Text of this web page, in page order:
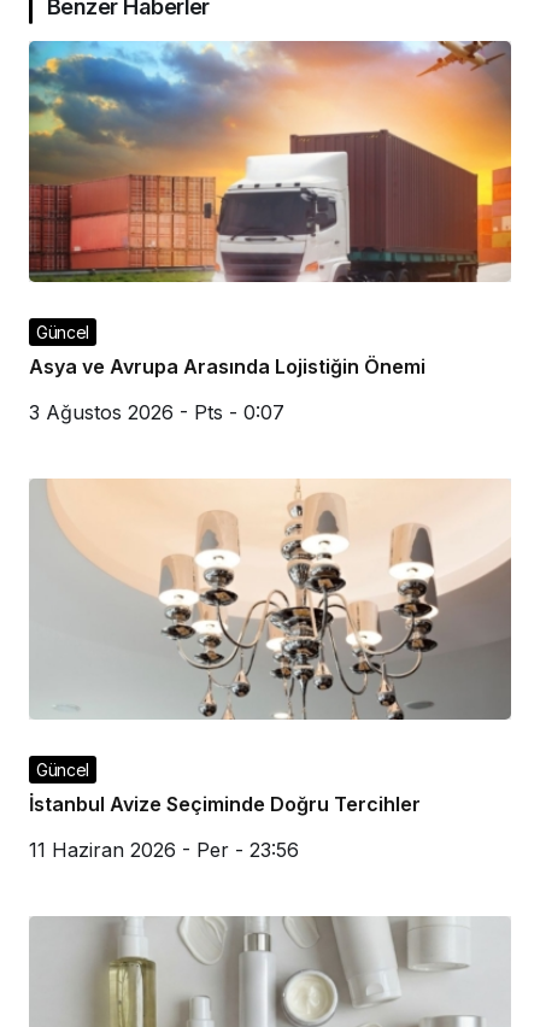
Benzer Haberler
Güncel
Asya ve Avrupa Arasında Lojistiğin Önemi
3 Ağustos 2026 - Pts - 0:07
Güncel
İstanbul Avize Seçiminde Doğru Tercihler
11 Haziran 2026 - Per - 23:56